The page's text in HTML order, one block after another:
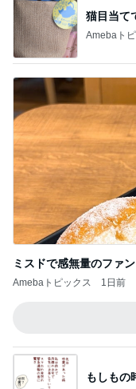
猫目当て
Amebaト
ミスドで感無量のファ
Amebaトピックス 1日前
もしもの